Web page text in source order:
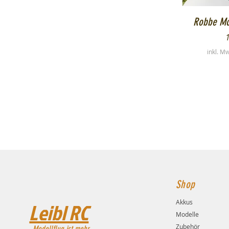
Robbe
inkl.
Leibl RC
Shop
Akkus
Modelle
Zubehör